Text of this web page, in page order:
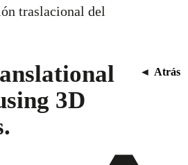
traslacional del
3D
◄ Atrás